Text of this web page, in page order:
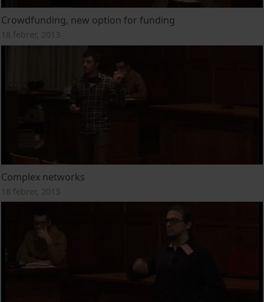
Crowdfunding, new option for funding
18 febrer, 2013
Complex networks
18 febrer, 2013